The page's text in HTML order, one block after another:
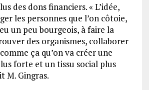
des dons financiers. « L’idée,
les personnes que l’on côtoie,
un peu bourgeois, à faire la
des organismes, collaborer
ça qu’on va créer une
forte et un tissu social plus
M. Gingras.